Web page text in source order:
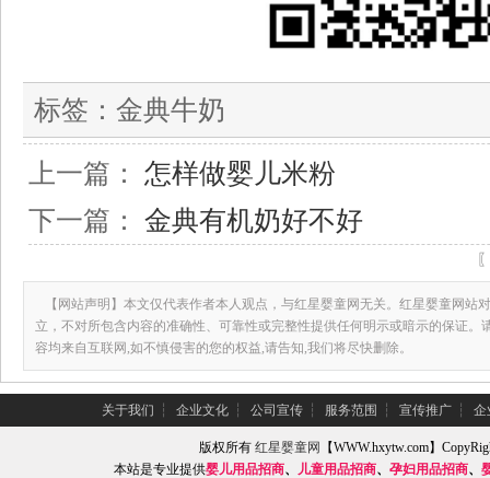
标签： 金典牛奶
上一篇： 怎样做婴儿米粉
下一篇： 金典有机奶好不好
【网站声明】本文仅代表作者本人观点，与红星婴童网无关。红星婴童网站
立，不对所包含内容的准确性、可靠性或完整性提供任何明示或暗示的保证。
容均来自互联网,如不慎侵害的您的权益,请告知,我们将尽快删除。
关于我们 ┆ 企业文化 ┆ 公司宣传 ┆ 服务范围 ┆ 宣传推广 ┆ 企
版权所有红星婴童网
【WWW.hxytw.com】
本站是专业提供婴儿用品招商、 儿童用品招商、 孕妇用品招商、